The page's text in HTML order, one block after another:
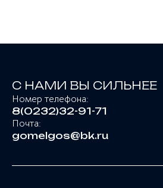
С НАМИ ВЫ СИЛЬНЕЕ
Номер телефона:
8(0232)32-91-71
Почта:
gomelgos@bk.ru